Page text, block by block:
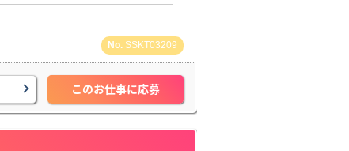
SSKT03209
このお仕事に応募